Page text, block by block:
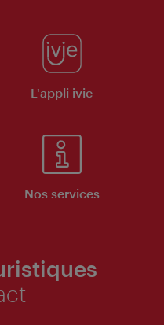
L'appli ivie
Nos services